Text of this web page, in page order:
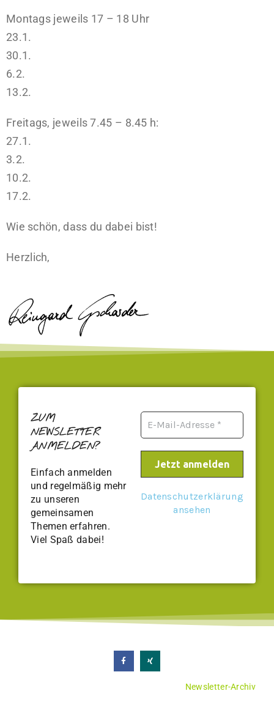
Montags jeweils 17 – 18 Uhr
23.1.
30.1.
6.2.
13.2.
Freitags, jeweils 7.45 – 8.45 h:
27.1.
3.2.
10.2.
17.2.
Wie schön, dass du dabei bist!
Herzlich,
ZUM
NEWSLETTER
ANMELDEN?
Einfach anmelden
und regelmäßig mehr
zu unseren
gemeinsamen
Themen erfahren.
Viel Spaß dabei!
Datenschutzerklärung
ansehen
Newsletter-Archiv